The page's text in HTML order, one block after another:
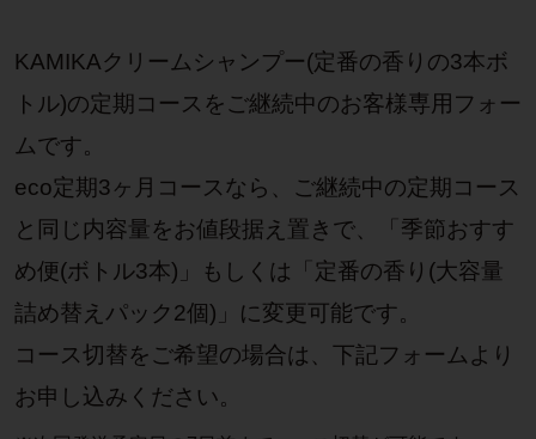
KAMIKAクリームシャンプー(定番の香りの3本ボ
トル)の定期コースをご継続中のお客様専用フォー
ムです。
eco定期3ヶ月コースなら、ご継続中の定期コース
と同じ内容量をお値段据え置きで、「季節おすす
め便(ボトル3本)」もしくは「定番の香り(大容量
詰め替えパック2個)」に変更可能です。
コース切替をご希望の場合は、下記フォームより
お申し込みください。